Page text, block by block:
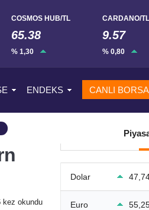
COSMOS HUB/TL
65.38
% 1,30
CARDANO/TL
9.57
% 0,80
ENDEKS CANLI BORSA
kez okundu
Dolar
Euro